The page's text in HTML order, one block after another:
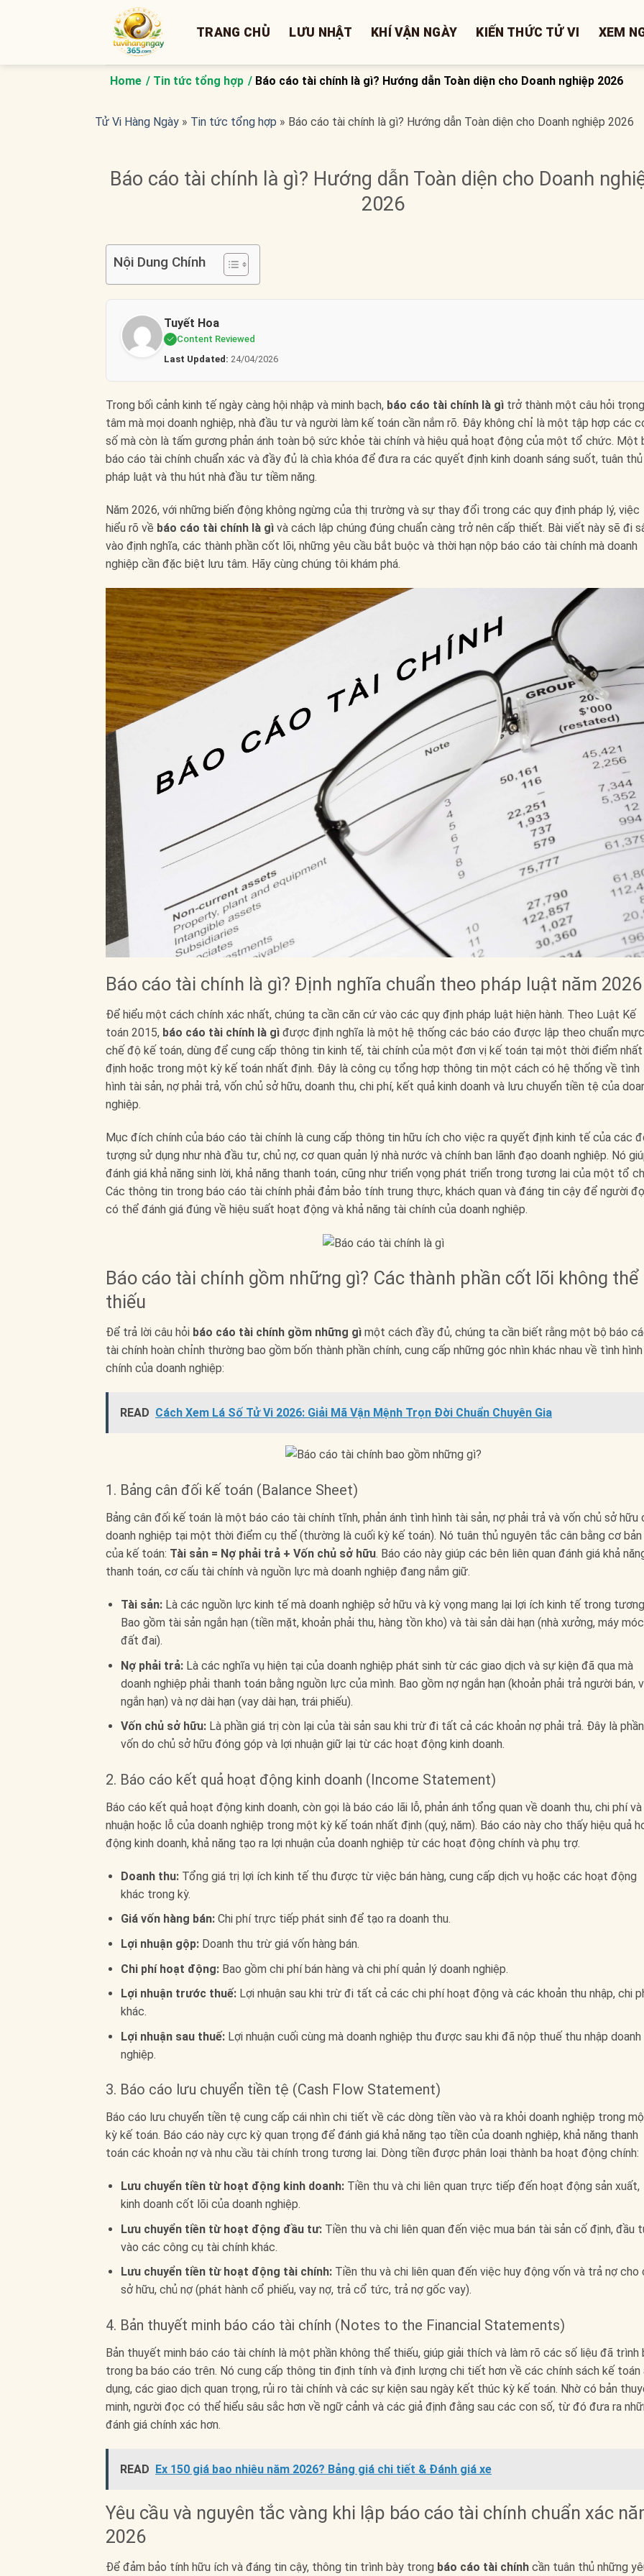
dung
TRANG CHỦ LƯU NHẬT KHÍ VẬN NGÀY KIẾN THỨC TỬ VI XEM
Home Tin tức tổng hợp Báo cáo tài chính là gì? Hướng dẫn Toàn diện cho Doanh nghiệp 2026
Tử Vi Hàng Ngày » Tin tức tổng hợp » Báo cáo tài chính là gì? Hướng dẫn Toàn diện cho Doanh nghiệp 2026
Báo cáo tài chính là gì? Hướng dẫn Toàn diện cho Doanh
2026
Nội Dung Chính
Tuyết Hoa
Content Reviewed
Last Updated: 24/04/2026
Trong bối cảnh kinh tế ngày càng hội nhập và minh bạch, báo cáo tài chính là gì trở thành một câu hỏi trọng
tâm mà mọi doanh nghiệp, nhà đầu tư và người làm kế toán cần nắm rõ. Đây không chỉ là một tập hợp các
số mà còn là tấm gương phản ánh toàn bộ sức khỏe tài chính và hiệu quả hoạt động của một tổ chức. Một
báo cáo tài chính chuẩn xác và đầy đủ là chìa khóa để đưa ra các quyết định kinh doanh sáng suốt, tuân thủ
pháp luật và thu hút nhà đầu tư tiềm năng.
Năm 2026, với những biến động không ngừng của thị trường và sự thay đổi trong các quy định pháp lý, việc
hiểu rõ về báo cáo tài chính là gì và cách lập chúng đúng chuẩn càng trở nên cấp thiết. Bài viết này sẽ đi
vào định nghĩa, các thành phần cốt lõi, những yêu cầu bắt buộc và thời hạn nộp báo cáo tài chính mà doanh
nghiệp cần đặc biệt lưu tâm. Hãy cùng chúng tôi khám phá.
Báo cáo tài chính là gì? Định nghĩa chuẩn theo pháp luật năm 2026
Để hiểu một cách chính xác nhất, chúng ta cần căn cứ vào các quy định pháp luật hiện hành. Theo Luật Kế
toán 2015, báo cáo tài chính là gì được định nghĩa là một hệ thống các báo cáo được lập theo chuẩn
chế độ kế toán, dùng để cung cấp thông tin kinh tế, tài chính của một đơn vị kế toán tại một thời điểm nhất
định hoặc trong một kỳ kế toán nhất định. Đây là công cụ tổng hợp thông tin một cách có hệ thống về tình
hình tài sản, nợ phải trả, vốn chủ sở hữu, doanh thu, chi phí, kết quả kinh doanh và lưu chuyển tiền tệ của
nghiệp.
Mục đích chính của báo cáo tài chính là cung cấp thông tin hữu ích cho việc ra quyết định kinh tế của các
tượng sử dụng như nhà đầu tư, chủ nợ, cơ quan quản lý nhà nước và chính ban lãnh đạo doanh nghiệp. Nó
đánh giá khả năng sinh lời, khả năng thanh toán, cũng như triển vọng phát triển trong tương lai của một tổ
Các thông tin trong báo cáo tài chính phải đảm bảo tính trung thực, khách quan và đáng tin cậy để người
có thể đánh giá đúng về hiệu suất hoạt động và khả năng tài chính của doanh nghiệp.
Báo cáo tài chính gồm những gì? Các thành phần cốt lõi không thể
thiếu
Để trả lời câu hỏi báo cáo tài chính gồm những gì một cách đầy đủ, chúng ta cần biết rằng một bộ báo
tài chính hoàn chỉnh thường bao gồm bốn thành phần chính, cung cấp những góc nhìn khác nhau về tình
chính của doanh nghiệp:
READ Cách Xem Lá Số Tử Vi 2026: Giải Mã Vận Mệnh Trọn Đời Chuẩn Chuyên Gia
1. Bảng cân đối kế toán (Balance Sheet)
Bảng cân đối kế toán là một báo cáo tài chính tĩnh, phản ánh tình hình tài sản, nợ phải trả và vốn chủ sở hữu
doanh nghiệp tại một thời điểm cụ thể (thường là cuối kỳ kế toán). Nó tuân thủ nguyên tắc cân bằng cơ bản
của kế toán: Tài sản = Nợ phải trả + Vốn chủ sở hữu. Báo cáo này giúp các bên liên quan đánh giá khả
thanh toán, cơ cấu tài chính và nguồn lực mà doanh nghiệp đang nắm giữ.
Tài sản:Là các nguồn lực kinh tế mà doanh nghiệp sở hữu và kỳ vọng mang lại lợi ích kinh tế trong
Bao gồm tài sản ngắn hạn (tiền mặt, khoản phải thu, hàng tồn kho) và tài sản dài hạn (nhà xưởng, máy
đất đai).
Nợ phải trả:Là các nghĩa vụ hiện tại của doanh nghiệp phát sinh từ các giao dịch và sự kiện đã qua mà
doanh nghiệp phải thanh toán bằng nguồn lực của mình. Bao gồm nợ ngắn hạn (khoản phải trả người bán,
ngắn hạn) và nợ dài hạn (vay dài hạn, trái phiếu).
Vốn chủ sở hữu:Là phần giá trị còn lại của tài sản sau khi trừ đi tất cả các khoản nợ phải trả. Đây là phần
vốn do chủ sở hữu đóng góp và lợi nhuận giữ lại từ các hoạt động kinh doanh.
2. Báo cáo kết quả hoạt động kinh doanh (Income Statement)
Báo cáo kết quả hoạt động kinh doanh, còn gọi là báo cáo lãi lỗ, phản ánh tổng quan về doanh thu, chi phí
nhuận hoặc lỗ của doanh nghiệp trong một kỳ kế toán nhất định (quý, năm). Báo cáo này cho thấy hiệu quả
động kinh doanh, khả năng tạo ra lợi nhuận của doanh nghiệp từ các hoạt động chính và phụ trợ.
Doanh thu:Tổng giá trị lợi ích kinh tế thu được từ việc bán hàng, cung cấp dịch vụ hoặc các hoạt động
khác trong kỳ.
Giá vốn hàng bán:Chi phí trực tiếp phát sinh để tạo ra doanh thu.
Lợi nhuận gộp:Doanh thu trừ giá vốn hàng bán.
Chi phí hoạt động:Bao gồm chi phí bán hàng và chi phí quản lý doanh nghiệp.
Lợi nhuận trước thuế:Lợi nhuận sau khi trừ đi tất cả các chi phí hoạt động và các khoản thu nhập, chi
khác.
Lợi nhuận sau thuế:Lợi nhuận cuối cùng mà doanh nghiệp thu được sau khi đã nộp thuế thu nhập doanh
nghiệp.
3. Báo cáo lưu chuyển tiền tệ (Cash Flow Statement)
Báo cáo lưu chuyển tiền tệ cung cấp cái nhìn chi tiết về các dòng tiền vào và ra khỏi doanh nghiệp trong
kỳ kế toán. Báo cáo này cực kỳ quan trọng để đánh giá khả năng tạo tiền của doanh nghiệp, khả năng thanh
toán các khoản nợ và nhu cầu tài chính trong tương lai. Dòng tiền được phân loại thành ba hoạt động chính:
Lưu chuyển tiền từ hoạt động kinh doanh:Tiền thu và chi liên quan trực tiếp đến hoạt động sản xuất,
kinh doanh cốt lõi của doanh nghiệp.
Lưu chuyển tiền từ hoạt động đầu tư:Tiền thu và chi liên quan đến việc mua bán tài sản cố định, đầu
vào các công cụ tài chính khác.
Lưu chuyển tiền từ hoạt động tài chính:Tiền thu và chi liên quan đến việc huy động vốn và trả nợ cho
sở hữu, chủ nợ (phát hành cổ phiếu, vay nợ, trả cổ tức, trả nợ gốc vay).
4. Bản thuyết minh báo cáo tài chính (Notes to the Financial Statements)
Bản thuyết minh báo cáo tài chính là một phần không thể thiếu, giúp giải thích và làm rõ các số liệu đã trình
trong ba báo cáo trên. Nó cung cấp thông tin định tính và định lượng chi tiết hơn về các chính sách kế toán
dụng, các giao dịch quan trọng, rủi ro tài chính và các sự kiện sau ngày kết thúc kỳ kế toán. Nhờ có bản
minh, người đọc có thể hiểu sâu sắc hơn về ngữ cảnh và các giả định đằng sau các con số, từ đó đưa ra
đánh giá chính xác hơn.
READ Ex 150 giá bao nhiêu năm 2026? Bảng giá chi tiết & Đánh giá xe
Yêu cầu và nguyên tắc vàng khi lập báo cáo tài chính chuẩn xác
2026
Để đảm bảo tính hữu ích và đáng tin cậy, thông tin trình bày trong báo cáo tài chính cần tuân thủ những